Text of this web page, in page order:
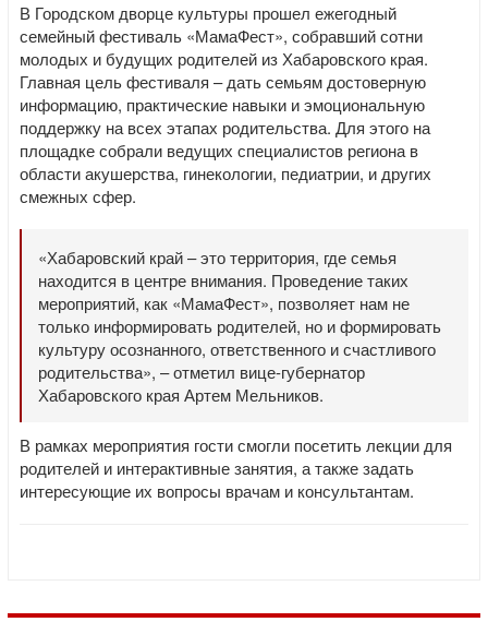
В Городском дворце культуры прошел ежегодный
семейный фестиваль «МамаФест», собравший сотни
молодых и будущих родителей из Хабаровского края.
Главная цель фестиваля – дать семьям достоверную
информацию, практические навыки и эмоциональную
поддержку на всех этапах родительства. Для этого на
площадке собрали ведущих специалистов региона в
области акушерства, гинекологии, педиатрии, и других
смежных сфер.
«Хабаровский край – это территория, где семья
находится в центре внимания. Проведение таких
мероприятий, как «МамаФест», позволяет нам не
только информировать родителей, но и формировать
культуру осознанного, ответственного и счастливого
родительства», – отметил вице-губернатор
Хабаровского края Артем Мельников.
В рамках мероприятия гости смогли посетить лекции для
родителей и интерактивные занятия, а также задать
интересующие их вопросы врачам и консультантам.